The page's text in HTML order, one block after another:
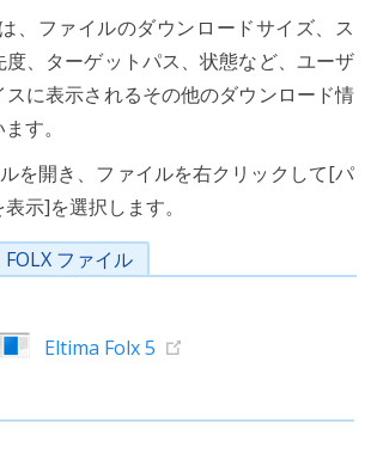
、ファイルのダウンロードサイズ、ス
、ターゲットパス、状態など、ユーザ
スに表示されるその他のダウンロード情
す。
を開き、ファイルを右クリックして[パ
示]を選択します。
ファイル
Eltima Folx 5